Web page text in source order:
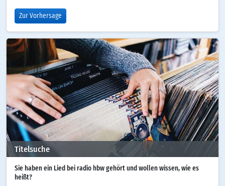
Zur Vorhersage
Titelsuche
Sie haben ein Lied bei radio hbw gehört und wollen wissen, wie es
heißt?